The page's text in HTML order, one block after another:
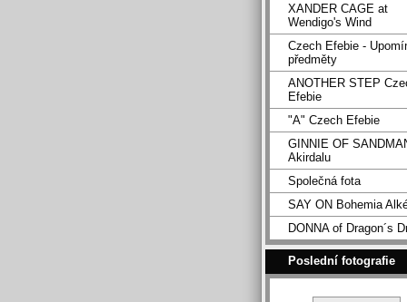
XANDER CAGE at
Wendigo's Wind
Czech Efebie -
předměty
ANOTHER STEP
Efebie
"A" Czech Efebie
GINNIE OF
Akirdalu
Společná fota
SAY ON Bohemia
DONNA of Dragon´s
Poslední fotografie